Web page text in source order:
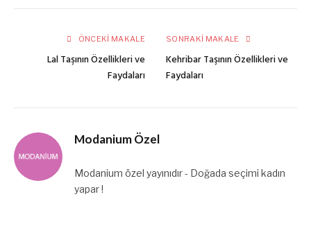
ÖNCEKI MAKALE
Lal Taşının Özellikleri ve
Faydaları
SONRAKI MAKALE
Kehribar Taşının Özellikleri ve
Faydaları
Modanium Özel
Modanium özel yayınıdır - Doğada seçimi kadın
yapar !